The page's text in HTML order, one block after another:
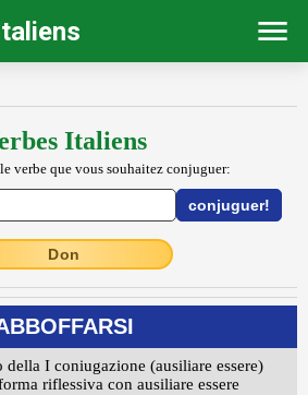
Italiens
verbe que vous souhaitez conjuguer:
Don
I coniugazione (ausiliare essere)
riflessiva con ausiliare essere